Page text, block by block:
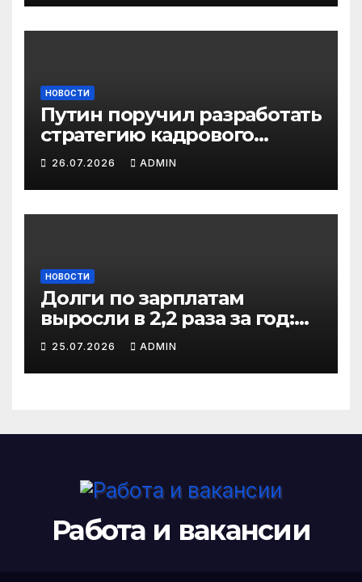
НОВОСТИ
Путин поручил разработать
стратегию кадрового
развития до 2036 года: что
изменится
26.07.2026 ADMIN
НОВОСТИ
Долги по зарплатам
выросли в 2,2 раза за год:
кто в зоне риска
25.07.2026 ADMIN
Работа и вакансии